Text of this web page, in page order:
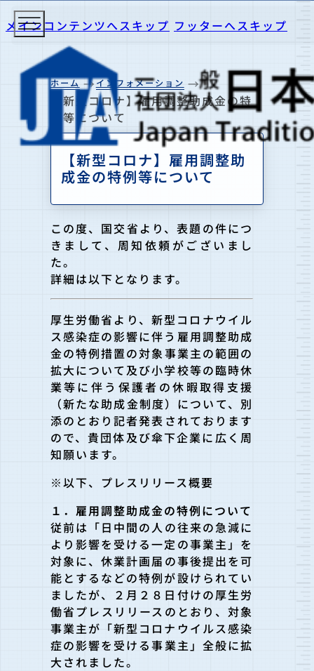
メインコンテンツへスキップ フッターへスキップ
ホーム インフォメーション
【新型コロナ】雇用調整助成金の特
例等について
【新型コロナ】雇用調整助
成金の特例等について
この度、国交省より、表題の件につ
きまして、周知依頼がございまし
た。
詳細は以下となります。
厚生労働省より、新型コロナウイル
ス感染症の影響に伴う雇用調整助成
金の特例措置の対象事業主の範囲の
拡大について及び小学校等の臨時休
業等に伴う保護者の休暇取得支援
（新たな助成金制度） について、別
添のとおり記者発表されております
ので、貴団体及び傘下企業に広く周
知願います。
※以下、プレスリリース概要
１．雇用調整助成金の特例について
従前は「日中間の人の往来の急減に
より影響を受ける一定の事業主 」を
対象に、休業計画届の事後提出を可
能とするなどの特例が設け られてい
ましたが、
２月２８日付けの厚生労
働省プレスリリースのとおり、対象
事業主が「新型コロナウイルス感染
症の影響を受ける事業主」全般に拡
大されました。